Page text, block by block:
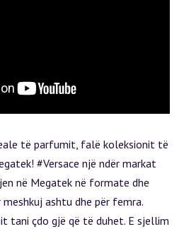
të parfumit, falë koleksionit të
#Versace një ndër markat
në Megatek në formate dhe
ashtu dhe për femra.
tani çdo gjë që të duhet. E sjellim